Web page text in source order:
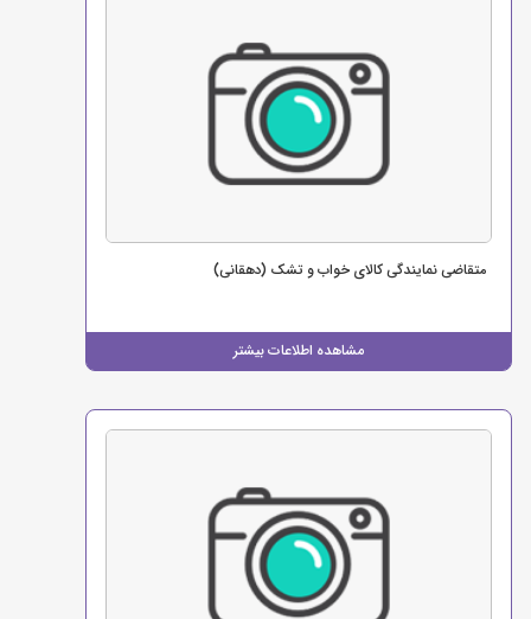
مشاهده اطلاعات بیشتر
متقاضی نمایندگی کالای خواب و تشک (دهقانی)